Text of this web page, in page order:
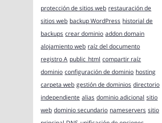
protección de sitios web restauración de
sitios web backup WordPress historial de
backups crear dominio addon domain
alojamiento web raíz del documento
registro A public_html compartir raíz
dominio configuración de dominio hosting
carpeta web gestión de dominios directorio
independiente alias dominio adicional sitio
web dominio secundario nameservers sitio